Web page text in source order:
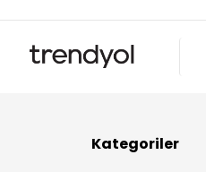
Kategoriler